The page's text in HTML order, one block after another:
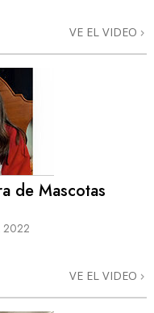
VE EL VIDEO
de Mascotas
2022
VE EL VIDEO